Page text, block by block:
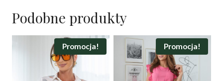
Podobne produkty
Promocja! Promocja!